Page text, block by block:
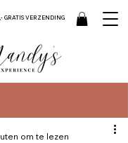
GRATIS VERZENDING
om te lezen